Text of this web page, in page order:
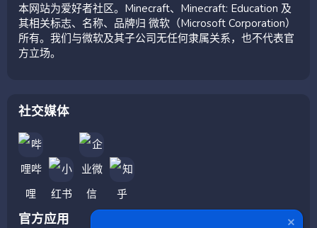
本网站为爱好者社区。Minecraft、Minecraft: Education 及
其相关标志、名称、品牌归 微软（Microsoft Corporation）
所有。我们与微软及其子公司无任何隶属关系，也不代表官
方立场。
社交媒体
官方应用